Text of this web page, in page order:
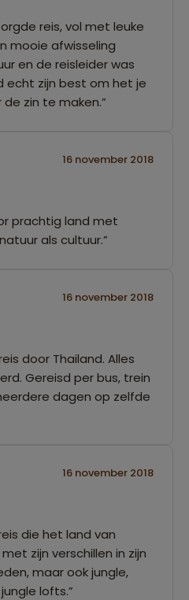
reis, vol met leuke
mooie afwisseling
en de reisleider was
echt zijn best om het je
zin te maken.”
16 november 2018
prachtig land met
als cultuur.”
16 november 2018
door Thailand. Alles
Gereisd per bus, trein
dagen op zelfde
16 november 2018
die het land van
zijn verschillen in zijn
maar ook jungle,
lofts.”